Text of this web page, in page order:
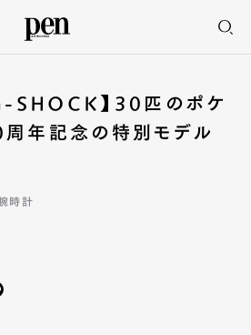
SHOCK】30匹のポケ
周年記念の特別モデル
時計